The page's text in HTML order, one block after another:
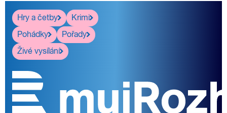
Hry a četby
Krimi
Pohádky
Pořady
Živé vysílání